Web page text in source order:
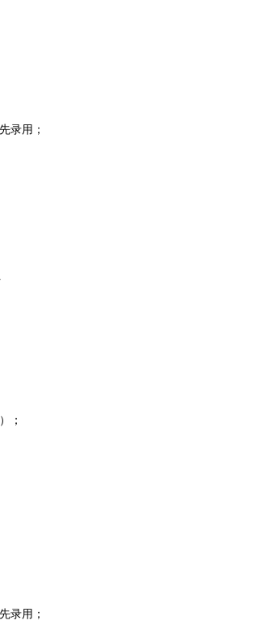
录用；
；
录用；